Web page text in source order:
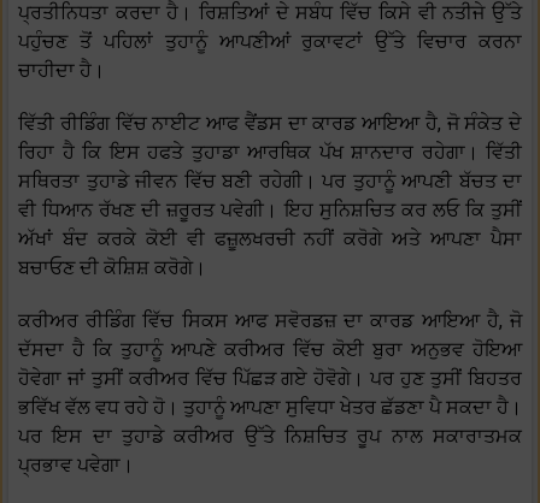
ਪ੍ਰਤੀਨਿਧਤਾ ਕਰਦਾ ਹੈ। ਰਿਸ਼ਤਿਆਂ ਦੇ ਸਬੰਧ ਵਿੱਚ ਕਿਸੇ ਵੀ ਨਤੀਜੇ ਉੱਤੇ
ਪਹੁੰਚਣ ਤੋਂ ਪਹਿਲਾਂ ਤੁਹਾਨੂੰ ਆਪਣੀਆਂ ਰੁਕਾਵਟਾਂ ਉੱਤੇ ਵਿਚਾਰ ਕਰਨਾ
ਚਾਹੀਦਾ ਹੈ।
ਵਿੱਤੀ ਰੀਡਿੰਗ ਵਿੱਚ ਨਾਈਟ ਆਫ ਵੈਂਡਸ ਦਾ ਕਾਰਡ ਆਇਆ ਹੈ, ਜੋ ਸੰਕੇਤ ਦੇ
ਰਿਹਾ ਹੈ ਕਿ ਇਸ ਹਫਤੇ ਤੁਹਾਡਾ ਆਰਥਿਕ ਪੱਖ ਸ਼ਾਨਦਾਰ ਰਹੇਗਾ। ਵਿੱਤੀ
ਸਥਿਰਤਾ ਤੁਹਾਡੇ ਜੀਵਨ ਵਿੱਚ ਬਣੀ ਰਹੇਗੀ। ਪਰ ਤੁਹਾਨੂੰ ਆਪਣੀ ਬੱਚਤ ਦਾ
ਵੀ ਧਿਆਨ ਰੱਖਣ ਦੀ ਜ਼ਰੂਰਤ ਪਵੇਗੀ। ਇਹ ਸੁਨਿਸ਼ਚਿਤ ਕਰ ਲਓ ਕਿ ਤੁਸੀਂ
ਅੱਖਾਂ ਬੰਦ ਕਰਕੇ ਕੋਈ ਵੀ ਫਜ਼ੂਲਖਰਚੀ ਨਹੀਂ ਕਰੋਗੇ ਅਤੇ ਆਪਣਾ ਪੈਸਾ
ਬਚਾਓਣ ਦੀ ਕੋਸ਼ਿਸ਼ ਕਰੋਗੇ।
ਕਰੀਅਰ ਰੀਡਿੰਗ ਵਿੱਚ ਸਿਕਸ ਆਫ ਸਵੋਰਡਜ਼ ਦਾ ਕਾਰਡ ਆਇਆ ਹੈ, ਜੋ
ਦੱਸਦਾ ਹੈ ਕਿ ਤੁਹਾਨੂੰ ਆਪਣੇ ਕਰੀਅਰ ਵਿੱਚ ਕੋਈ ਬੁਰਾ ਅਨੁਭਵ ਹੋਇਆ
ਹੋਵੇਗਾ ਜਾਂ ਤੁਸੀਂ ਕਰੀਅਰ ਵਿੱਚ ਪਿੱਛੜ ਗਏ ਹੋਵੋਗੇ। ਪਰ ਹੁਣ ਤੁਸੀਂ ਬਿਹਤਰ
ਭਵਿੱਖ ਵੱਲ ਵਧ ਰਹੇ ਹੋ। ਤੁਹਾਨੂੰ ਆਪਣਾ ਸੁਵਿਧਾ ਖੇਤਰ ਛੱਡਣਾ ਪੈ ਸਕਦਾ ਹੈ।
ਪਰ ਇਸ ਦਾ ਤੁਹਾਡੇ ਕਰੀਅਰ ਉੱਤੇ ਨਿਸ਼ਚਿਤ ਰੂਪ ਨਾਲ ਸਕਾਰਾਤਮਕ
ਪ੍ਰਭਾਵ ਪਵੇਗਾ।